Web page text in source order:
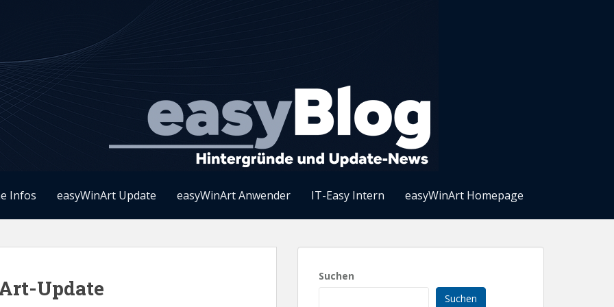
Infos easyWinArt Update easyWinArt Anwender IT-Easy Intern easyWinArt Homepage
Update
Suchen
Suchen